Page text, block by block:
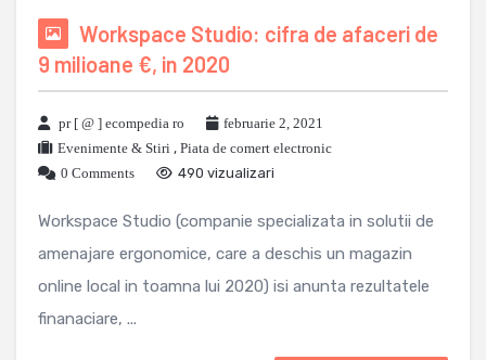
Workspace Studio: cifra de afaceri de
9 milioane €, in 2020
pr [ @ ] ecompedia ro
februarie 2, 2021
Evenimente & Stiri , Piata de comert electronic
0 Comments
490 vizualizari
Workspace Studio (companie specializata in solutii de
amenajare ergonomice, care a deschis un magazin
online local in toamna lui 2020) isi anunta rezultatele
finanaciare, ...